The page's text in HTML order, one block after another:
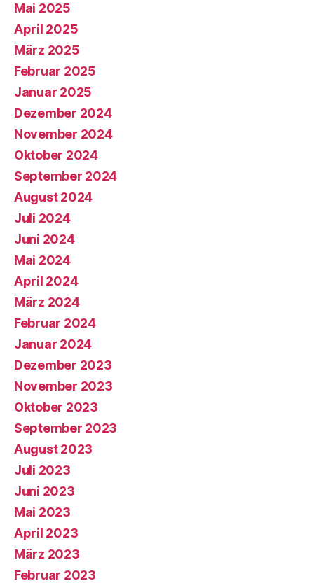
Mai 2025
April 2025
März 2025
Februar 2025
Januar 2025
Dezember 2024
November 2024
Oktober 2024
September 2024
August 2024
Juli 2024
Juni 2024
Mai 2024
April 2024
März 2024
Februar 2024
Januar 2024
Dezember 2023
November 2023
Oktober 2023
September 2023
August 2023
Juli 2023
Juni 2023
Mai 2023
April 2023
März 2023
Februar 2023